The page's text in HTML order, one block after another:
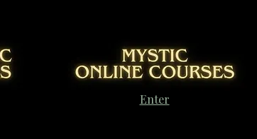
Enter